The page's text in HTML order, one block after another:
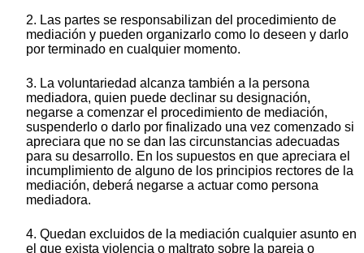
2. Las partes se responsabilizan del procedimiento de
mediación y pueden organizarlo como lo deseen y darlo
por terminado en cualquier momento.
3. La voluntariedad alcanza también a la persona
mediadora, quien puede declinar su designación,
negarse a comenzar el procedimiento de mediación,
suspenderlo o darlo por finalizado una vez comenzado si
apreciara que no se dan las circunstancias adecuadas
para su desarrollo. En los supuestos en que apreciara el
incumplimiento de alguno de los principios rectores de la
mediación, deberá negarse a actuar como persona
mediadora.
4. Quedan excluidos de la mediación cualquier asunto en
el que exista violencia o maltrato sobre la pareja o